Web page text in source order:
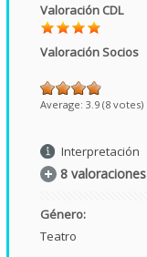
Valoración CDL
Valoración Socios
Average: 3.9 (8 votes)
Interpretación
8 valoraciones
Género:
Teatro